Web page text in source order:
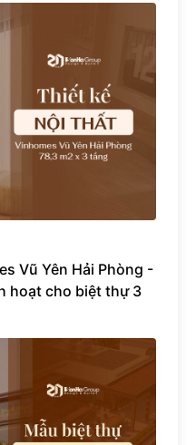
Vũ Yên Hải Phòng -
hoạt cho biệt thự 3